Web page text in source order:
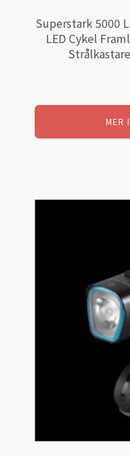
Superstark 5000
LED Cykel
MER